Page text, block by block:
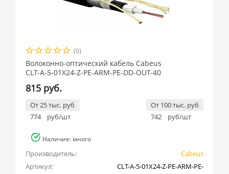
(0)
Волоконно-оптический кабель Cabeus
CLT-A-5-01X24-Z-PE-ARM-PE-DD-OUT-40
815 руб.
От 25 тыс. руб
774
руб/шт
От 100 тыс. руб
742
руб/шт
Наличие: много
Производитель:
Cabeus
Артикул:
CLT-A-5-01X24-Z-PE-ARM-PE-